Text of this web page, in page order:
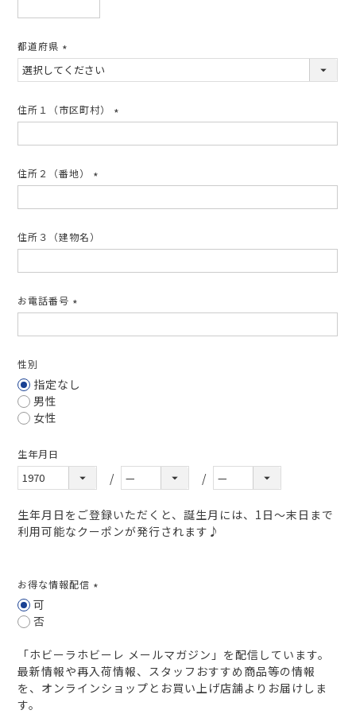
須)
都道府県
(必
須)
住所１（市区町村）
須)
住所２（番地）
須)
住所３（建物名）
お電話番号
須)
性別
指定なし
男性
女性
生年月日
生年月日をご登録いただくと、誕生月には、1日～末日まで
利用可能なクーポンが発行されます♪
お得な情報配信
可
否
「ホビーラホビーレ メールマガジン」を配信しています。
最新情報や再入荷情報、スタッフおすすめ商品等の情報
を、オンラインショップとお買い上げ店舗よりお届けしま
す。